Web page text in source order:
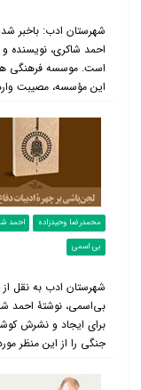
شهرستان ادب: باخبر
احمد شاکری، نویسنده
است. موسسه فرهنگی
این مؤسسه، مصیبت
محمدرضا وحیدزاده احمد
بی اسمی
شهرستان ادب به نقل از
بی‌اسمی، نوشتۀ احمد
برای ایجاد و نشرش
جنگی را از این منظر